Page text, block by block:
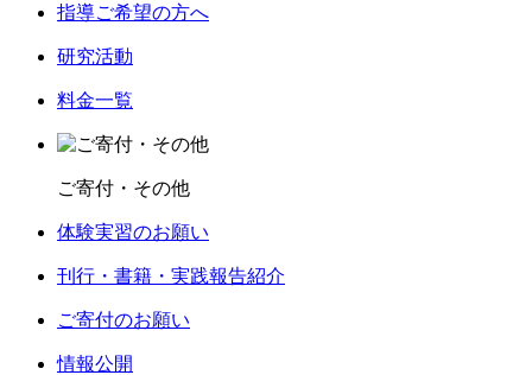
指導ご希望の方へ
研究活動
料金一覧
ご寄付・その他
体験実習のお願い
刊行・書籍・実践報告紹介
ご寄付のお願い
情報公開